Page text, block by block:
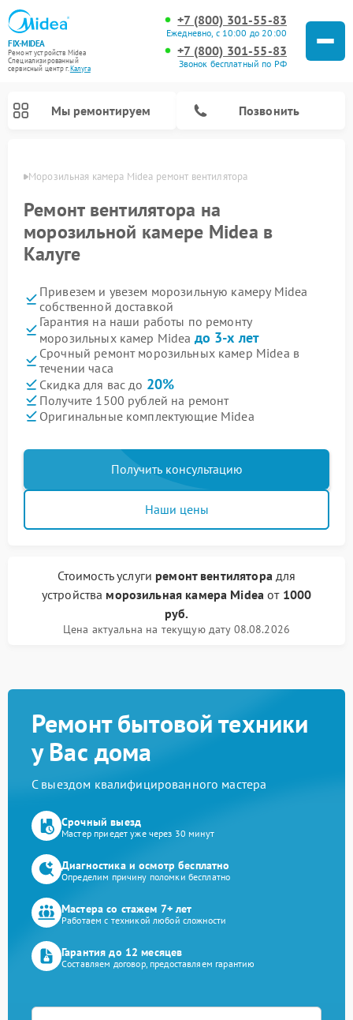
FIX-MIDEA
Ремонт устройств Midea
Специализированный
cервисный центр г.Калуга
+7 (800) 301-55-83
Ежедневно, с 10:00 до 20:00
+7 (800) 301-55-83
Звонок бесплатный по РФ
Мы ремонтируем Позвонить
Морозильная камера Midea ремонт вентилятора
Ремонт вентилятора на
морозильной камере Midea в
Калуге
Привезем и увезем морозильную камеру Midea
собственной доставкой
Гарантия на наши работы по ремонту
морозильных камер Midea до 3-х лет
Срочный ремонт морозильных камер Midea в
течении часа
Скидка для вас до 20%
Получите 1500 рублей на ремонт
Оригинальные комплектующие Midea
Получить консультацию
Наши цены
Стоимость услуги ремонт вентиляторадля
устройства морозильная камера Midea от 1000
руб.
Цена актуальна на текущую дату 08.08.2026
Ремонт бытовой техники
у Вас дома
С выездом квалифицированного мастера
Срочный выезд
Мастер приедет уже через 30 минут
Диагностика и осмотр бесплатно
Определим причину поломки бесплатно
Мастера со стажем 7+ лет
Работаем с техникой любой сложности
Гарантия до 12 месяцев
Составляем договор, предоставляем гарантию